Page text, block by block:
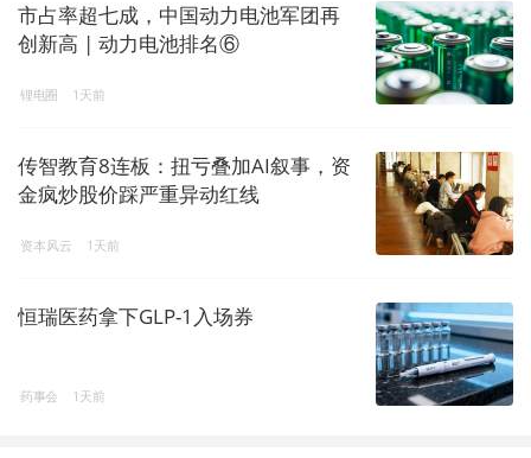
市占率超七成，中国动力电池军团再
创新高 | 动力电池排名⑥
锂电圈 1天前
传智教育8连板：扭亏叠加AI叙事，资
金疯炒股价踩严重异动红线
资本风云 1天前
恒瑞医药拿下GLP-1入场券
药事会 1天前